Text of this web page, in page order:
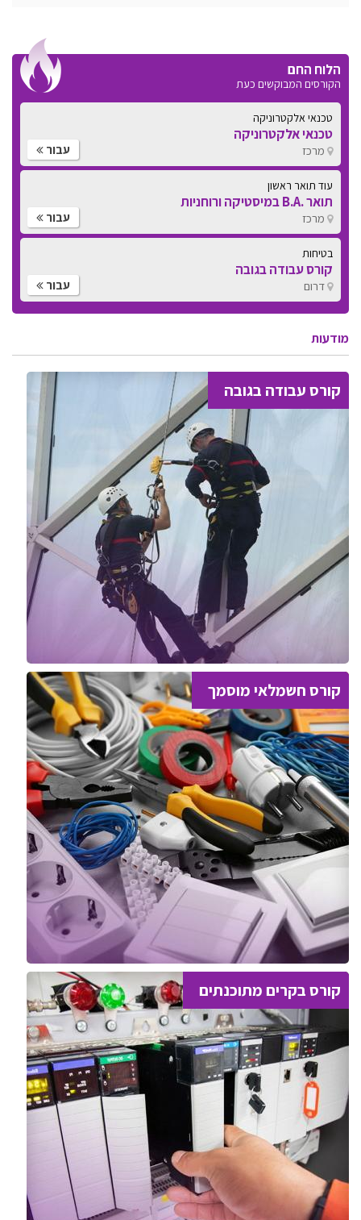
הלוח החם
הקורסים המבוקשים כעת
טכנאי אלקטרוניקה
טכנאי אלקטרוניקה
מרכז עבור
עוד תואר ראשון
תואר .B.A במיסטיקה ורוחניות
מרכז עבור
בטיחות
קורס עבודה בגובה
דרום עבור
מודעות
קורס עבודה בגובה
קורס חשמלאי מוסמך
קורס בקרים מתוכנתים